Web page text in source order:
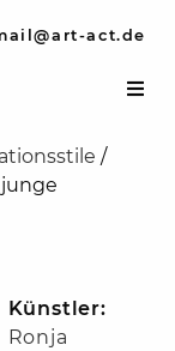
act.de
/
Künstler:
Ronja